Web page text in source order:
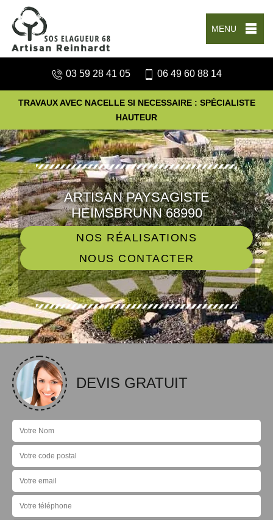
MENU
03 59 28 41 05 06 49 60 88 14
TRAVAUX AVEC NACELLE SI NECESSAIRE : SPÉCIALISTE
HAUTEUR
ARTISAN PAYSAGISTE
HEIMSBRUNN 68990
NOS RÉALISATIONS
NOUS CONTACTER
DEVIS GRATUIT